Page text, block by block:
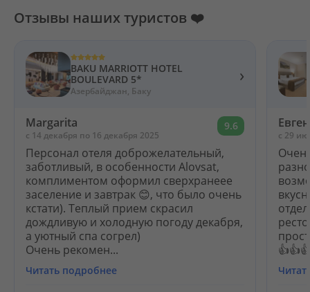
Отзывы наших туристов ❤️
BAKU MARRIOTT HOTEL
BOULEVARD 5*
Азербайджан, Баку
›
Margarita
c 14 декабря по 16 декабря 2025
9.6
Персонал отеля доброжелательный,
заботливый, в особенности Alovsat,
комплиментом оформил сверхранеее
заселение и завтрак 😊, что было очень
кстати). Теплый прием скрасил
дождливую и холодную погоду декабря,
а уютный спа согрел)
Очень рекомен...
Читать подробнее
c 29